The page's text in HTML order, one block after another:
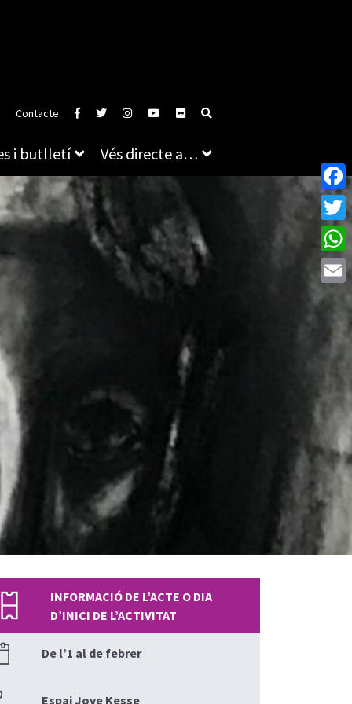
Contacte
i butlletí Vés directe a…
INFORMACIÓ DE L’ACTE O DIA
D’INICI DE L’ACTIVITAT
De l’1 al de febrer
Espai Jove Kesse